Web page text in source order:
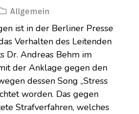
Allgemein
ist in der Berliner Presse
Verhalten des Leitenden
Dr. Andreas Behm im
der Anklage gegen den
dessen Song „Stress
worden. Das gegen
Strafverfahren, welches